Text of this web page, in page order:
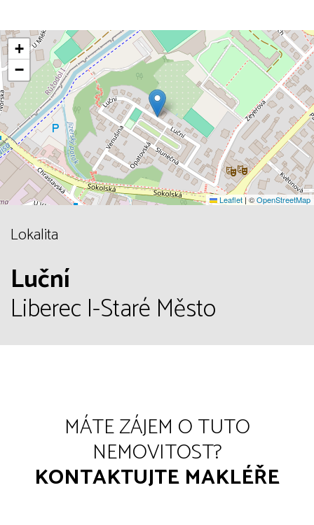
+
−
Leaflet| ©OpenStreetMap
Lokalita
Luční
Liberec I-Staré Město
MÁTE ZÁJEM O TUTO
NEMOVITOST?
KONTAKTUJTE MAKLÉŘE